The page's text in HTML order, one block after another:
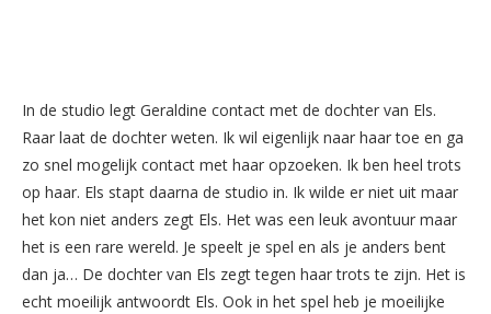
In de studio legt Geraldine contact met de dochter van Els.
Raar laat de dochter weten. Ik wil eigenlijk naar haar toe en ga
zo snel mogelijk contact met haar opzoeken. Ik ben heel trots
op haar. Els stapt daarna de studio in. Ik wilde er niet uit maar
het kon niet anders zegt Els. Het was een leuk avontuur maar
het is een rare wereld. Je speelt je spel en als je anders bent
dan ja… De dochter van Els zegt tegen haar trots te zijn. Het is
echt moeilijk antwoordt Els. Ook in het spel heb je moeilijke